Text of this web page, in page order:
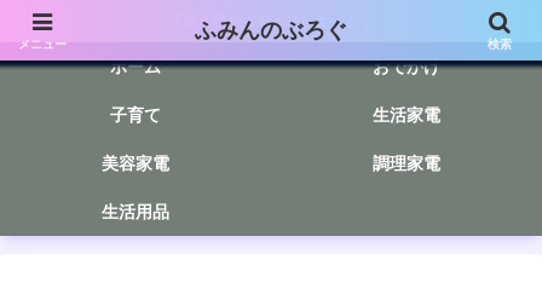
子供が寝たらアイスを食べよう
ホーム おでかけ
子育て 生活家電
美容家電 調理家電
生活用品
メニュー
ふみんのぶろぐ
検索